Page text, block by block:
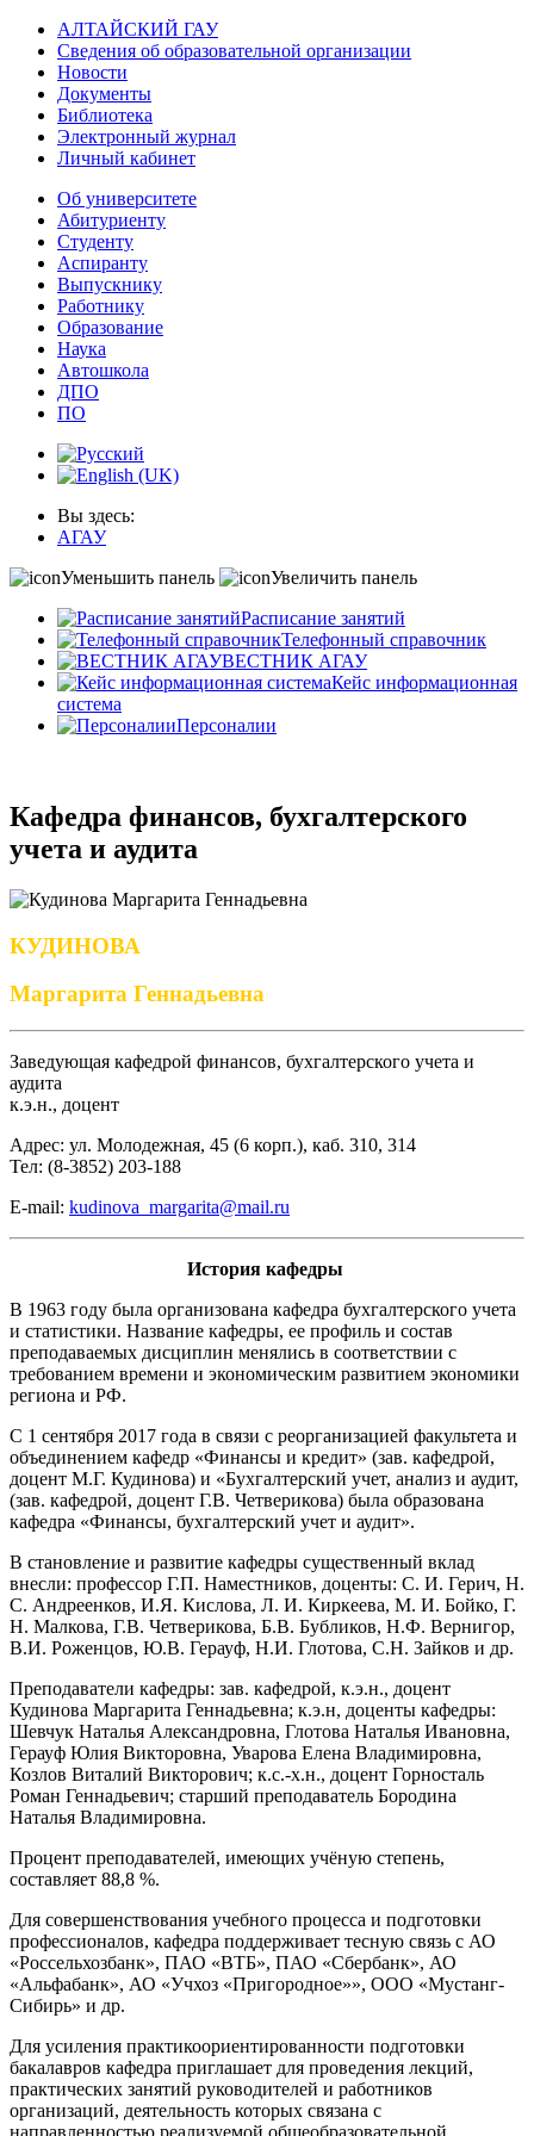
АЛТАЙСКИЙ ГАУ
Сведения об образовательной организации
Новости
Документы
Библиотека
Электронный журнал
Личный кабинет
Об университете
Абитуриенту
Студенту
Аспиранту
Выпускнику
Работнику
Образование
Наука
Автошкола
ДПО
ПО
Вы здесь:
АГАУ
Уменьшить панель
Увеличить панель
Расписание занятий
Телефонный справочник
ВЕСТНИК АГАУ
Кейс информационная
система
Персоналии
Кафедра финансов, бухгалтерского
учета и аудита
КУДИНОВА
Маргарита Геннадьевна
Заведующая кафедрой финансов, бухгалтерского учета и
аудита
к.э.н., доцент
Адрес: ул. Молодежная, 45 (6 корп.), каб. 310, 314
Тел: (8-3852) 203-188
E-mail: kudinova_margarita@mail.ru
История кафедры
В 1963 году была организована кафедра бухгалтерского учета
и статистики. Название кафедры, ее профиль и состав
преподаваемых дисциплин менялись в соответствии с
требованием времени и экономическим развитием экономики
региона и РФ.
С 1 сентября 2017 года в связи с реорганизацией факультета и
объединением кафедр «Финансы и кредит» (зав. кафедрой,
доцент М.Г. Кудинова) и «Бухгалтерский учет, анализ и аудит,
(зав. кафедрой, доцент Г.В. Четверикова) была образована
кафедра «Финансы, бухгалтерский учет и аудит».
В становление и развитие кафедры существенный вклад
внесли: профессор Г.П. Наместников, доценты: С. И. Герич, Н.
С. Андреенков, И.Я. Кислова, Л. И. Киркеева, М. И. Бойко, Г.
Н. Малкова, Г.В. Четверикова, Б.В. Бубликов, Н.Ф. Вернигор,
В.И. Роженцов, Ю.В. Герауф, Н.И. Глотова, С.Н. Зайков и др.
Преподаватели кафедры: зав. кафедрой, к.э.н., доцент
Кудинова Маргарита Геннадьевна; к.э.н, доценты кафедры:
Шевчук Наталья Александровна, Глотова Наталья Ивановна,
Герауф Юлия Викторовна, Уварова Елена Владимировна,
Козлов Виталий Викторович; к.с.-х.н., доцент Горносталь
Роман Геннадьевич; старший преподаватель Бородина
Наталья Владимировна.
Процент преподавателей, имеющих учёную степень,
составляет 88,8 %.
Для совершенствования учебного процесса и подготовки
профессионалов, кафедра поддерживает тесную связь с АО
«Россельхозбанк», ПАО «ВТБ», ПАО «Сбербанк», АО
«Альфабанк», АО «Учхоз «Пригородное»», ООО «Мустанг-
Сибирь» и др.
Для усиления практикоориентированности подготовки
бакалавров кафедра приглашает для проведения лекций,
практических занятий руководителей и работников
организаций, деятельность которых связана с
направленностью реализуемой общеобразовательной